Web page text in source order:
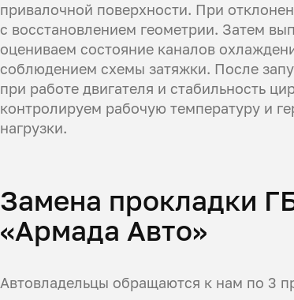
привалочной поверхности. При
с восстановлением геометрии. Затем
оцениваем состояние каналов
соблюдением схемы затяжки. После
при работе двигателя и стабильность
контролируем рабочую температуру и
нагрузки.
Замена прокладки
«Армада Авто»
Автовладельцы обращаются к нам по 3